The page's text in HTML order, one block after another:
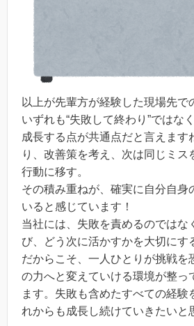
以上が先輩方が経験した現場先で
いずれも“失敗して終わり”ではな
成長する点が共通点だと言えます
り、改善策を考え、次は同じミス
行動に移す。
その積み重ねが、確実に自分自身
いると感じています！
当社には、失敗を責めるのではな
び、どう次に活かすかを大切にす
だからこそ、一人ひとりが挑戦を
の力へと変えていける環境が整っ
ます。失敗も含めたすべての経験
れからも成長し続けていきたいと